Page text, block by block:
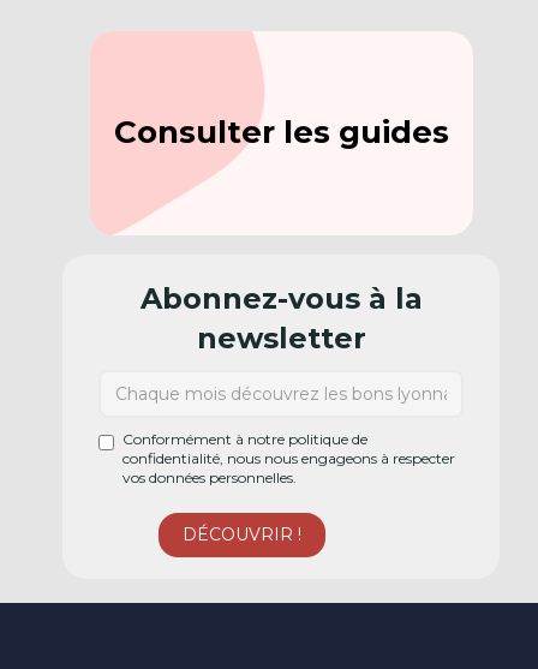
Consulter les guides
Abonnez-vous à la
newsletter
Conformément à notre politique de
confidentialité, nous nous engageons à respecter
vos données personnelles.